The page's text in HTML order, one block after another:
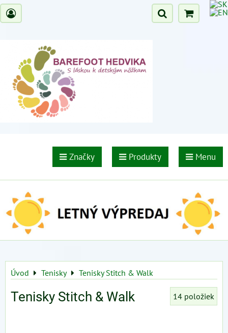
Značky Produkty Menu
Úvod Tenisky Tenisky Stitch & Walk
Tenisky Stitch & Walk 14 položiek